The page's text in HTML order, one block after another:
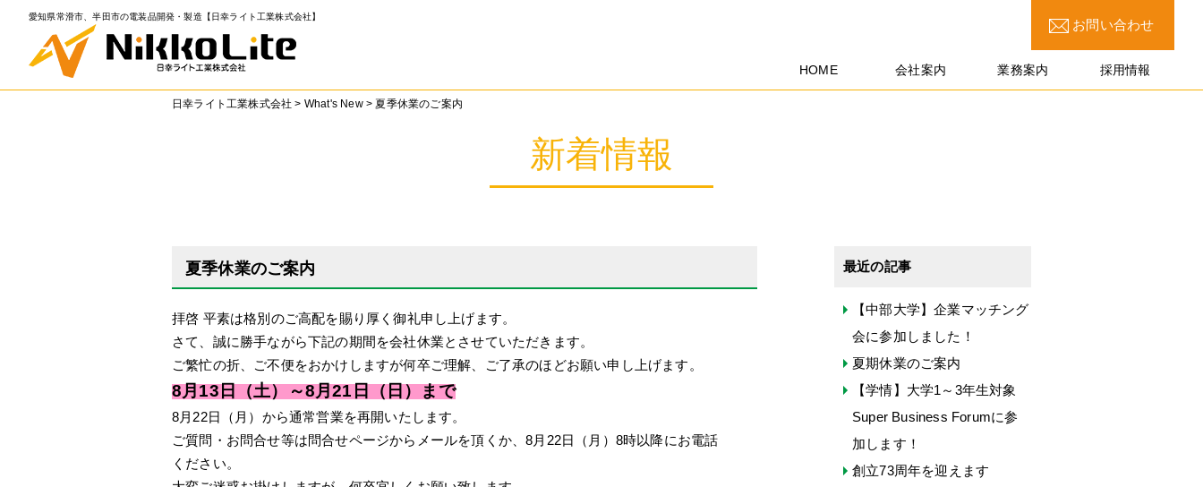
愛知県常滑市、半田市の電装品開発・製造【日幸ライト工業株式会社】
お問い合わせ
HOME 会社案内 業務案内 採用情報
日幸ライト工業株式会社 > What's New>夏季休業のご案内
新着情報
夏季休業のご案内
拝啓 平素は格別のご高配を賜り厚く御礼申し上げます。
さて、誠に勝手ながら下記の期間を会社休業とさせていただきます。
ご繁忙の折、ご不便をおかけしますが何卒ご理解、ご了承のほどお願い申し上げます。
8月13日（土）～8月21日（日）まで
8月22日（月）から通常営業を再開いたします。
ご質問・お問合せ等は問合せページからメールを頂くか、8月22日（月）8時以降にお電話
ください。
最近の記事
【中部大学】企業マッチング
会に参加しました！
夏期休業のご案内
【学情】大学1～3年生対象
Super Business Forumに参
加します！
創立73周年を迎えます